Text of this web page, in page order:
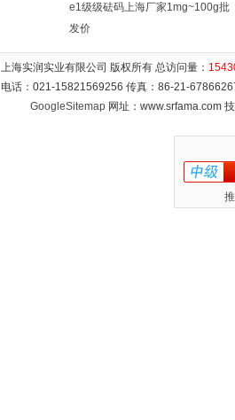
e1级级砝码上海厂家1mg~100g批
发价
上海实润实业有限公司 版权所有 总访问量：
电话：021-15821569256 传真：86-21-
GoogleSitemap网址：www.srfama.com